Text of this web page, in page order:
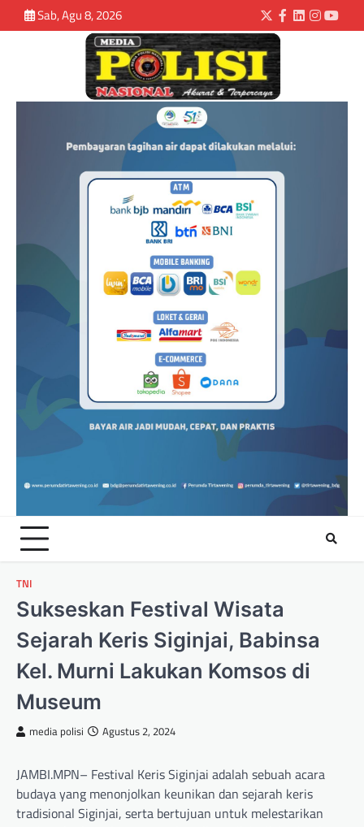
Sab, Agu 8, 2026
TNI
Sukseskan Festival Wisata
Sejarah Keris Siginjai, Babinsa
Kel. Murni Lakukan Komsos di
Museum
media polisi Agustus 2, 2024
JAMBI.MPN– Festival Keris Siginjai adalah sebuah acara
budaya yang menonjolkan keunikan dan sejarah keris
tradisional Siginjai, serta bertujuan untuk melestarikan